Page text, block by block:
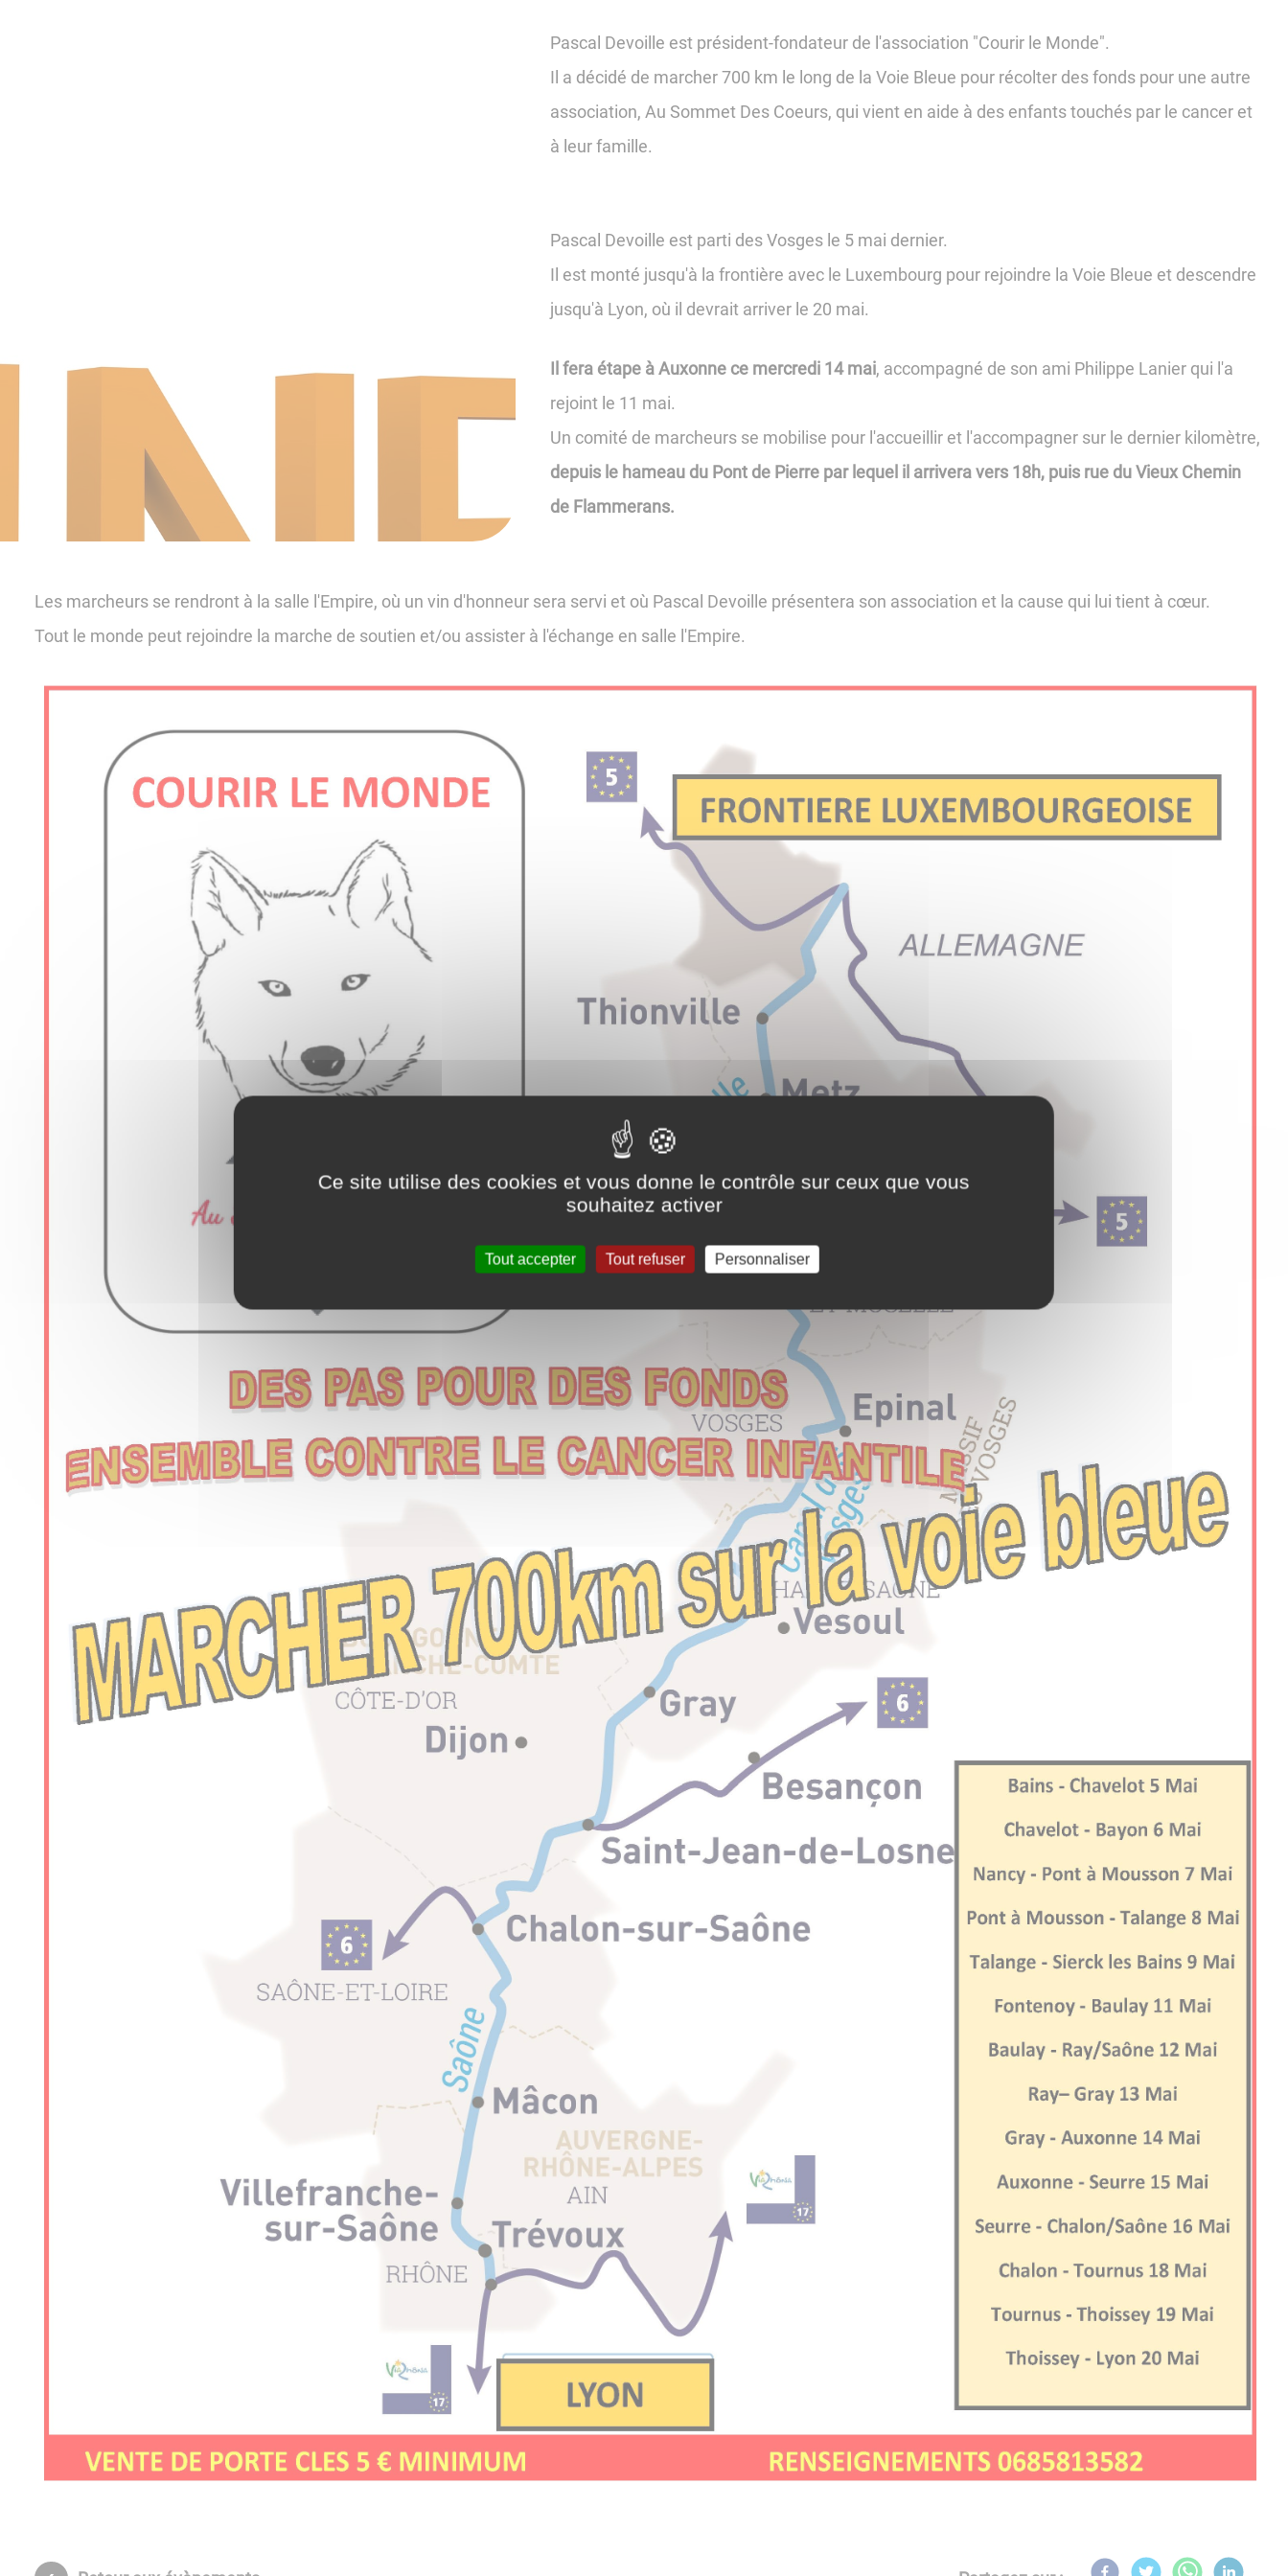
Pascal Devoille est président-fondateur de l'association "Courir le Monde".
Il a décidé de marcher 700 km le long de la Voie Bleue pour récolter des fonds pour une autre
association, Au Sommet Des Coeurs, qui vient en aide à des enfants touchés par le cancer et
à leur famille.
Pascal Devoille est parti des Vosges le 5 mai dernier.
Il est monté jusqu'à la frontière avec le Luxembourg pour rejoindre la Voie Bleue et descendre
jusqu'à Lyon, où il devrait arriver le 20 mai.
Il fera étape à Auxonne ce mercredi 14 mai, accompagné de son ami Philippe Lanier qui l'a
rejoint le 11 mai.
Un comité de marcheurs se mobilise pour l'accueillir et l'accompagner sur le dernier kilomètre,
depuis le hameau du Pont de Pierre par lequel il arrivera vers 18h, puis rue du Vieux Chemin
de Flammerans.
Les marcheurs se rendront à la salle l'Empire, où un vin d'honneur sera servi et où Pascal Devoille présentera son association et la cause qui lui tient à cœur.
Tout le monde peut rejoindre la marche de soutien et/ou assister à l'échange en salle l'Empire.
Ce site utilise des cookies et vous donne le contrôle sur ceux que vous
souhaitez activer
Tout accepter Tout refuser Personnaliser